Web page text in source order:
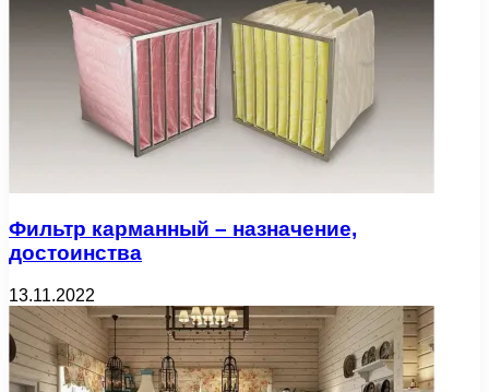
Фильтр карманный – назначение,
достоинства
13.11.2022